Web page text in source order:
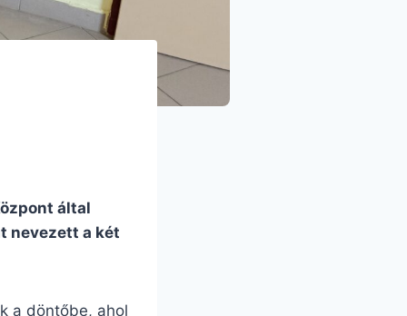
által
nevezett a két
a döntőbe, ahol